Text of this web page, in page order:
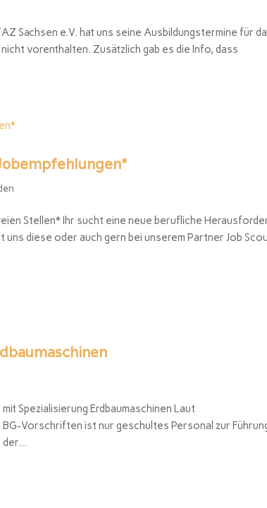
Sachsen e.V. hat uns seine Ausbildungstermine für
vorenthalten. Zusätzlich gab es die Info, dass
Stellen* Ihr sucht eine neue berufliche
diese oder auch gern bei unserem Partner Job
Spezialisierung Erdbaumaschinen Laut
Vorschriften ist nur geschultes Personal zur
der...